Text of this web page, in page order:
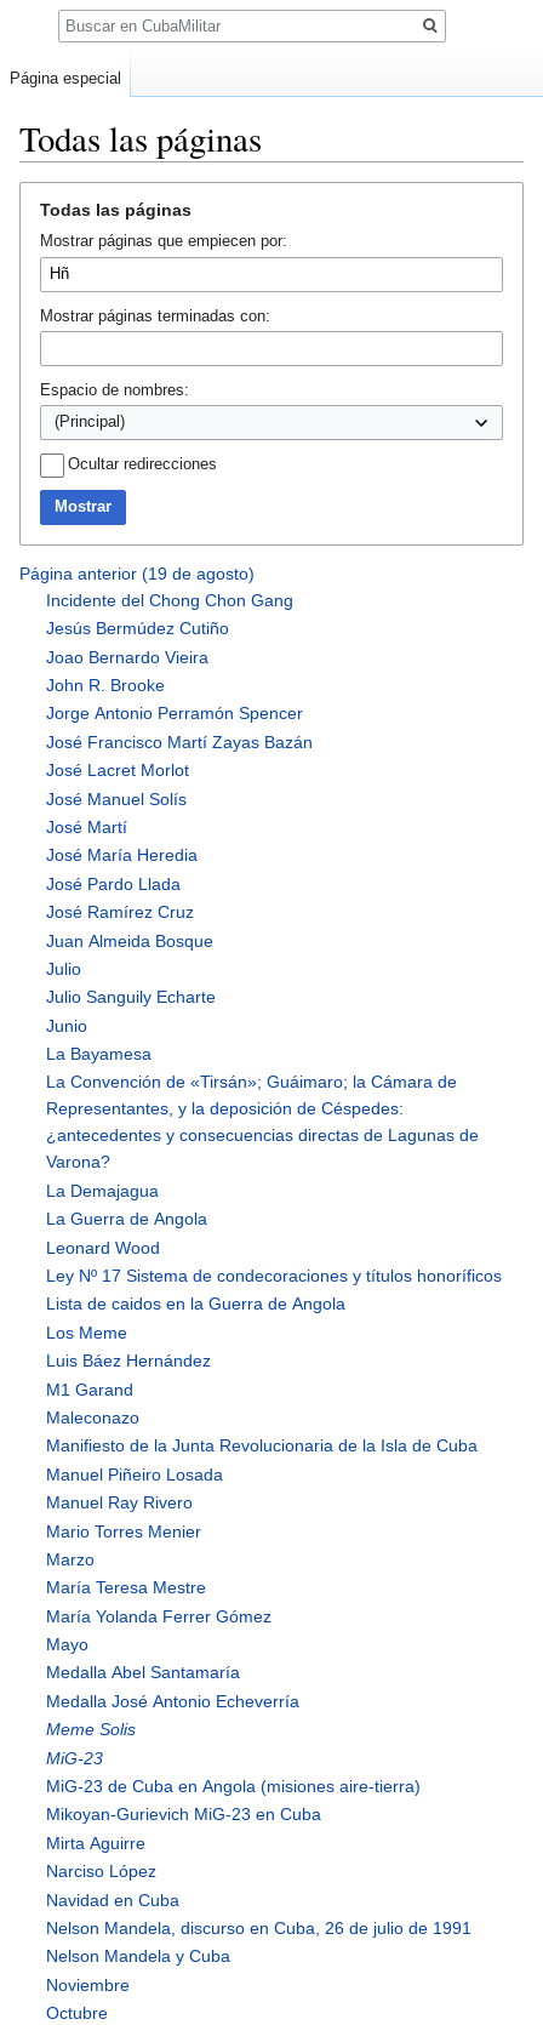
Todas las páginas
navegación
búsqueda
Todas las páginas
Mostrar páginas que empiecen por:
Mostrar páginas terminadas con:
Espacio de nombres:
Ocultar redirecciones
Mostrar
Página anterior (19 de agosto)
Incidente del Chong Chon Gang
Jesús Bermúdez Cutiño
Joao Bernardo Vieira
John R. Brooke
Jorge Antonio Perramón Spencer
José Francisco Martí Zayas Bazán
José Lacret Morlot
José Manuel Solís
José Martí
José María Heredia
José Pardo Llada
José Ramírez Cruz
Juan Almeida Bosque
Julio
Julio Sanguily Echarte
Junio
La Bayamesa
La Convención de «Tirsán»; Guáimaro; la Cámara de
Representantes, y la deposición de Céspedes:
¿antecedentes y consecuencias directas de Lagunas de
Varona?
La Demajagua
La Guerra de Angola
Leonard Wood
Ley Nº 17 Sistema de condecoraciones y títulos honoríficos
Lista de caidos en la Guerra de Angola
Los Meme
Luis Báez Hernández
M1 Garand
Maleconazo
Manifiesto de la Junta Revolucionaria de la Isla de Cuba
Manuel Piñeiro Losada
Manuel Ray Rivero
Mario Torres Menier
Marzo
María Teresa Mestre
María Yolanda Ferrer Gómez
Mayo
Medalla Abel Santamaría
Medalla José Antonio Echeverría
Meme Solis
MiG-23
MiG-23 de Cuba en Angola (misiones aire-tierra)
Mikoyan-Gurievich MiG-23 en Cuba
Mirta Aguirre
Narciso López
Navidad en Cuba
Nelson Mandela, discurso en Cuba, 26 de julio de 1991
Nelson Mandela y Cuba
Noviembre
Octubre
Página especial
Buscar